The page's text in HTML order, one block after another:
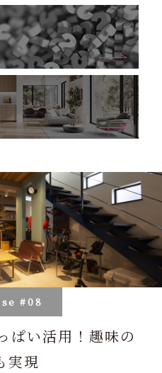
#08
ぱい活用！趣味の
実現